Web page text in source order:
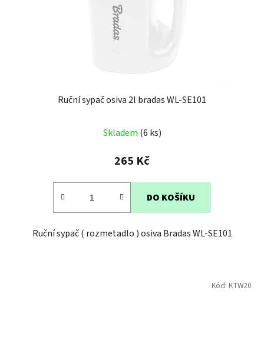
Ruční sypač osiva 2l bradas WL-SE101
hodnocení
produktu
5,0
hvězdiček.
Skladem (6 ks)
265 Kč
DO KOŠÍKU
Ruční sypač ( rozmetadlo ) osiva Bradas WL-SE101
Kód: KTW20